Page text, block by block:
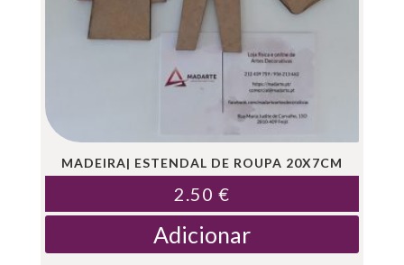
MADEIRA| ESTENDAL DE ROUPA 20X7CM
2.50 €
Adicionar